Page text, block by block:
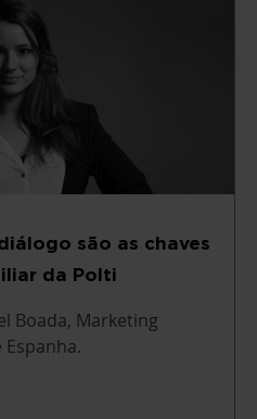
são as chaves
da Polti
Boada, Marketing